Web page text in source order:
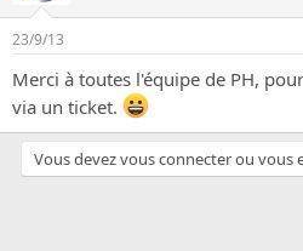
i
o
23/9/13
Merci à toutes l'équipe de PH,
via un ticket.
Vous devez vous connecter ou